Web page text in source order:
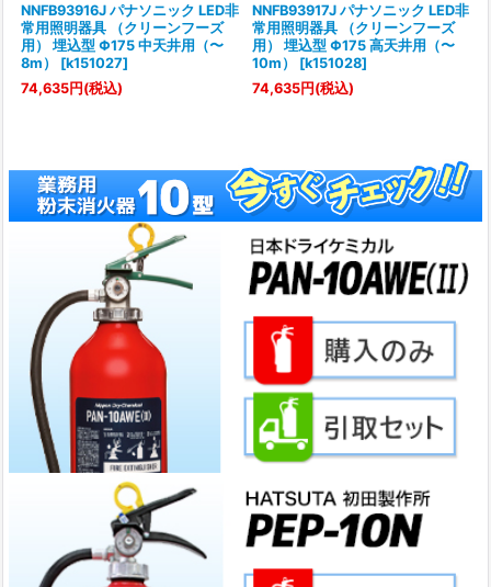
NNFB93916J パナソニック LED非
常用照明器具 （クリーンフーズ
用） 埋込型 Φ175 中天井用（〜
8m）
[k151027]
74,635円 (税込)
NNFB93917J パナソニック LED非
常用照明器具 （クリーンフーズ
用） 埋込型 Φ175 高天井用（〜
10m）
[k151028]
74,635円 (税込)